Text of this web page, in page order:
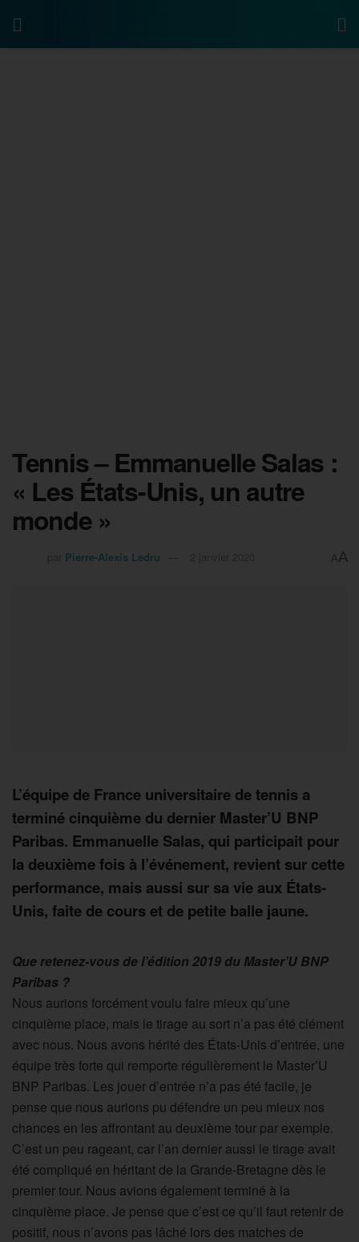
Tennis – Emmanuelle Salas :
« Les États-Unis, un autre
monde »
Pierre-Alexis Ledru AA
L’équipe de France universitaire de tennis a
terminé cinquième du dernier Master’U BNP
Paribas. Emmanuelle Salas, qui participait pour
la deuxième fois à l’événement, revient sur cette
performance, mais aussi sur sa vie aux États-
Unis, faite de cours et de petite balle jaune.
Que retenez-vous de l’édition 2019 du Master’U BNP
Paribas ?
Nous aurions forcément voulu faire mieux qu’une
cinquième place, mais le tirage au sort n’a pas été clément
avec nous. Nous avons hérité des États-Unis d’entrée, une
équipe très forte qui remporte régulièrement le Master’U
BNP Paribas. Les jouer d’entrée n’a pas été facile, je
pense que nous aurions pu défendre un peu mieux nos
chances en les affrontant au deuxième tour par exemple.
C’est un peu rageant, car l’an dernier aussi le tirage avait
été compliqué en héritant de la Grande-Bretagne dès le
premier tour. Nous avions également terminé à la
cinquième place. Je pense que c’est ce qu’il faut retenir de
positif, nous n’avons pas lâché lors des matches de